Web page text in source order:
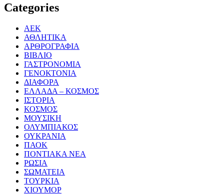
Categories
ΑΕΚ
ΑΘΛΗΤΙΚΑ
ΑΡΘΡΟΓΡΑΦΙΑ
ΒΙΒΛΙΟ
ΓΑΣΤΡΟΝΟΜΙΑ
ΓΕΝΟΚΤΟΝΙΑ
ΔΙΑΦΟΡΑ
ΕΛΛΑΔΑ – ΚΟΣΜΟΣ
ΙΣΤΟΡΙΑ
ΚΟΣΜΟΣ
ΜΟΥΣΙΚΗ
ΟΛΥΜΠΙΑΚΟΣ
ΟΥΚΡΑΝΙΑ
ΠΑΟΚ
ΠΟΝΤΙΑΚΑ ΝΕΑ
ΡΩΣΙΑ
ΣΩΜΑΤΕΙΑ
ΤΟΥΡΚΙΑ
ΧΙΟΥΜΟΡ